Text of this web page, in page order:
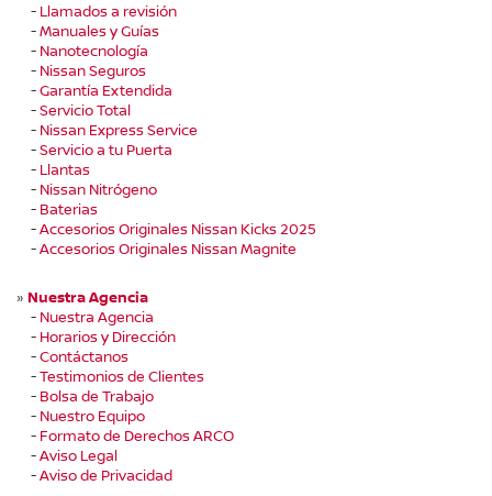
- Llamados a revisión
-Manuales y Guías
- Nanotecnología
- Nissan Seguros
-Garantía Extendida
-Servicio Total
- Nissan Express Service
-Servicio a tu Puerta
- Llantas
- Nissan Nitrógeno
- Baterias
-Accesorios Originales Nissan Kicks 2025
-Accesorios Originales Nissan Magnite
» Nuestra Agencia
- Nuestra Agencia
- Horarios y Dirección
-Contáctanos
-Testimonios de Clientes
- Bolsa de Trabajo
- Nuestro Equipo
- Formato de Derechos ARCO
-Aviso Legal
-Aviso de Privacidad